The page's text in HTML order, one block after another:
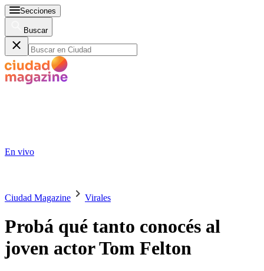
Secciones
Buscar
En vivo
Ciudad Magazine Virales
Probá qué tanto conocés al
joven actor Tom Felton